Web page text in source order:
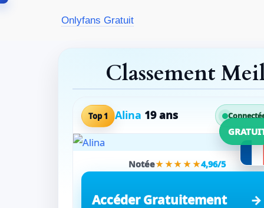
Onlyfans Gratuit
Classement
Top 1 Alina 19 ans
Notée★★★★★4,96/5
Accéder Gratuitement